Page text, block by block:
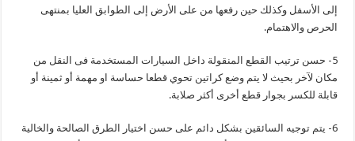
إلى الأسفل وكذلك حين رفعها من على الأرض إلى الطوابق العليا بمنتهى
الحرص والاهتمام.
5- حسن ترتيب القطع المنقولة داخل السيارات المستخدمة فى النقل من
مكان لآخر بحيث لا يتم وضع كراتين تحوي قطعا حساسة او مهمة أو ثمينة أو
قابلة للكسر بجوار قطع أخرى أكثر صلابة.
6- يتم توجيه السائقين بشكل دائم على حسن اختيار الطرق الصالحة والخالية